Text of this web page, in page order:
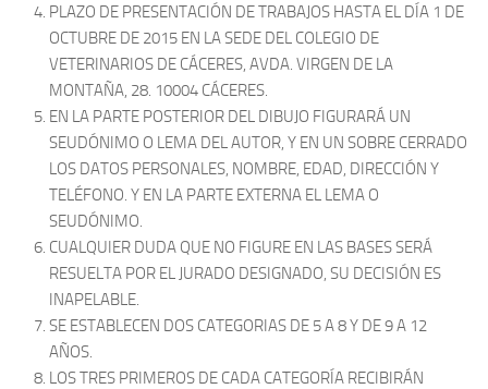
PLAZO DE PRESENTACIÓN DE TRABAJOS HASTA EL DÍA 1 DE
OCTUBRE DE 2015 EN LA SEDE DEL COLEGIO DE
VETERINARIOS DE CÁCERES, AVDA. VIRGEN DE LA
MONTAÑA, 28. 10004 CÁCERES.
EN LA PARTE POSTERIOR DEL DIBUJO FIGURARÁ UN
SEUDÓNIMO O LEMA DEL AUTOR, Y EN UN SOBRE CERRADO
LOS DATOS PERSONALES, NOMBRE, EDAD, DIRECCIÓN Y
TELÉFONO. Y EN LA PARTE EXTERNA EL LEMA O
SEUDÓNIMO.
CUALQUIER DUDA QUE NO FIGURE EN LAS BASES SERÁ
RESUELTA POR EL JURADO DESIGNADO, SU DECISIÓN ES
INAPELABLE.
SE ESTABLECEN DOS CATEGORIAS DE 5 A 8 Y DE 9 A 12
AÑOS.
LOS TRES PRIMEROS DE CADA CATEGORÍA RECIBIRÁN